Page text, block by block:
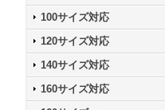
100サイズ対応
120サイズ対応
140サイズ対応
160サイズ対応